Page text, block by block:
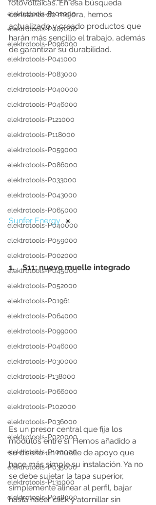
elektrotools-P102000
elektrotools-P087000
elektrotools-P096000
elektrotools-P041000
elektrotools-P083000
elektrotools-P040000
elektrotools-P046000
elektrotools-P121000
elektrotools-P118000
elektrotools-P059000
elektrotools-P086000
elektrotools-P033000
elektrotools-P043000
elektrotools-P065000
elektrotools-P040000
elektrotools-P059000
elektrotools-P002000
elektrotools-P045000
elektrotools-P052000
elektrotools-P01961
elektrotools-P064000
elektrotools-P099000
elektrotools-P046000
elektrotools-P030000
elektrotools-P138000
elektrotools-P066000
elektrotools-P102000
elektrotools-P036000
elektrotools-P020000
elektrotools-P100000
elektrotools-P035000
elektrotools-P131000
elektrotools-P048000
fotovoltaicas. En esa búsqueda
constante de mejora, hemos
actualizado y creado productos que
harán más sencillo el trabajo, además
de garantizar su durabilidad.
Sunfer Energy ☀️
1.    S11: nuevo muelle integrado
Es un presor central que fija los
módulos entre sí. Hemos añadido a
su diseño un muelle de apoyo que
hace más simple su instalación. Ya no
se debe sujetar la tapa superior,
simplemente alinear al perfil, bajar
hasta hacer click y atornillar sin